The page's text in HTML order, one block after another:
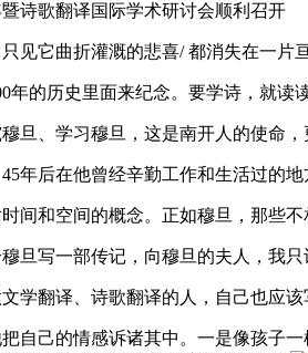
见它曲折灌溉的悲喜/ 都消失在一
年的历史里面来纪念。要学诗，就
旦、学习穆旦，这是南开人的使命
年后在他曾经辛勤工作和生活过
间和空间的概念。正如穆旦，那
旦写一部传记，向穆旦的夫人，我
学翻译、诗歌翻译的人，自己也应
自己的情感诉诸其中。一是像孩